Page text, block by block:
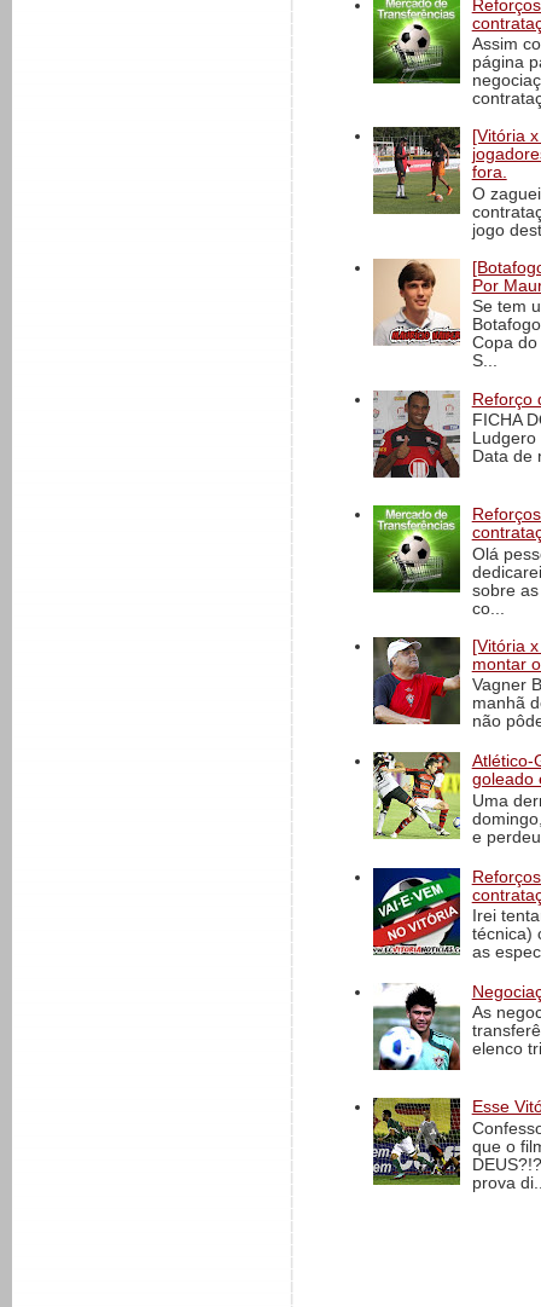
Assim
página
[Vitória
fora.
O
jogo
Por
Se tem
Copa
S...
Reforço
FICHA
Data de
Olá
sobre
co...
[Vitória
montar
Vagner
manhã
não
Atlético-
goleado
Uma
e
Irei
técnica)
as
As
elenco
Esse
que o
prova